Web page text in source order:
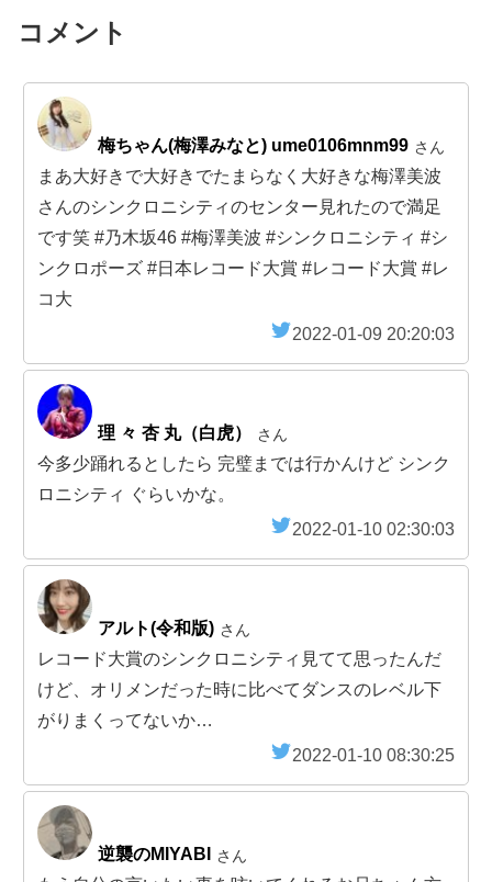
コメント
梅ちゃん(梅澤みなと) ume0106mnm99 さん
まあ大好きで大好きでたまらなく大好きな梅澤美波
さんのシンクロニシティのセンター見れたので満足
です笑 #乃木坂46 #梅澤美波 #シンクロニシティ #シ
ンクロポーズ #日本レコード大賞 #レコード大賞 #レ
コ大
2022-01-09 20:20:03
理 々 杏 丸（白虎） さん
今多少踊れるとしたら 完璧までは行かんけど シンク
ロニシティ ぐらいかな。
2022-01-10 02:30:03
アルト(令和版) さん
レコード大賞のシンクロニシティ見てて思ったんだ
けど、オリメンだった時に比べてダンスのレベル下
がりまくってないか…
2022-01-10 08:30:25
逆襲のMIYABI さん